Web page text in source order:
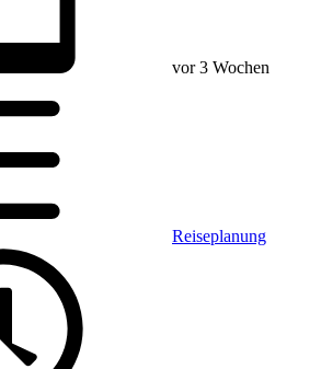
vor 3 Wochen
Reiseplanung